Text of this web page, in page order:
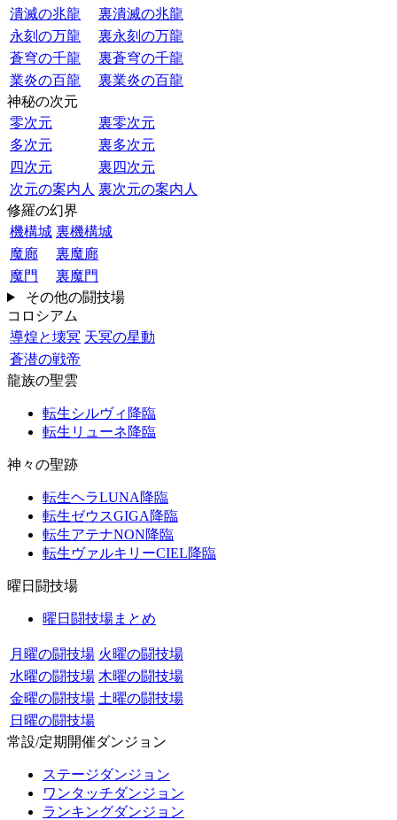
潰滅の兆龍
裏潰滅の兆龍
永刻の万龍
裏永刻の万龍
蒼穹の千龍
裏蒼穹の千龍
業炎の百龍
裏業炎の百龍
神秘の次元
零次元
裏零次元
多次元
裏多次元
四次元
裏四次元
次元の案内人 裏次元の案内人
修羅の幻界
機構城 裏機構城
魔廊
裏魔廊
魔門
裏魔門
その他の闘技場
コロシアム
導煌と壊冥 天冥の星動
蒼潜の戦帝
龍族の聖雲
転生シルヴィ降臨
転生リューネ降臨
神々の聖跡
転生ヘラLUNA降臨
転生ゼウスGIGA降臨
転生アテナNON降臨
転生ヴァルキリーCIEL降臨
曜日闘技場
曜日闘技場まとめ
月曜の闘技場 火曜の闘技場
水曜の闘技場 木曜の闘技場
金曜の闘技場 土曜の闘技場
日曜の闘技場
常設/定期開催ダンジョン
ステージダンジョン
ワンタッチダンジョン
ランキングダンジョン